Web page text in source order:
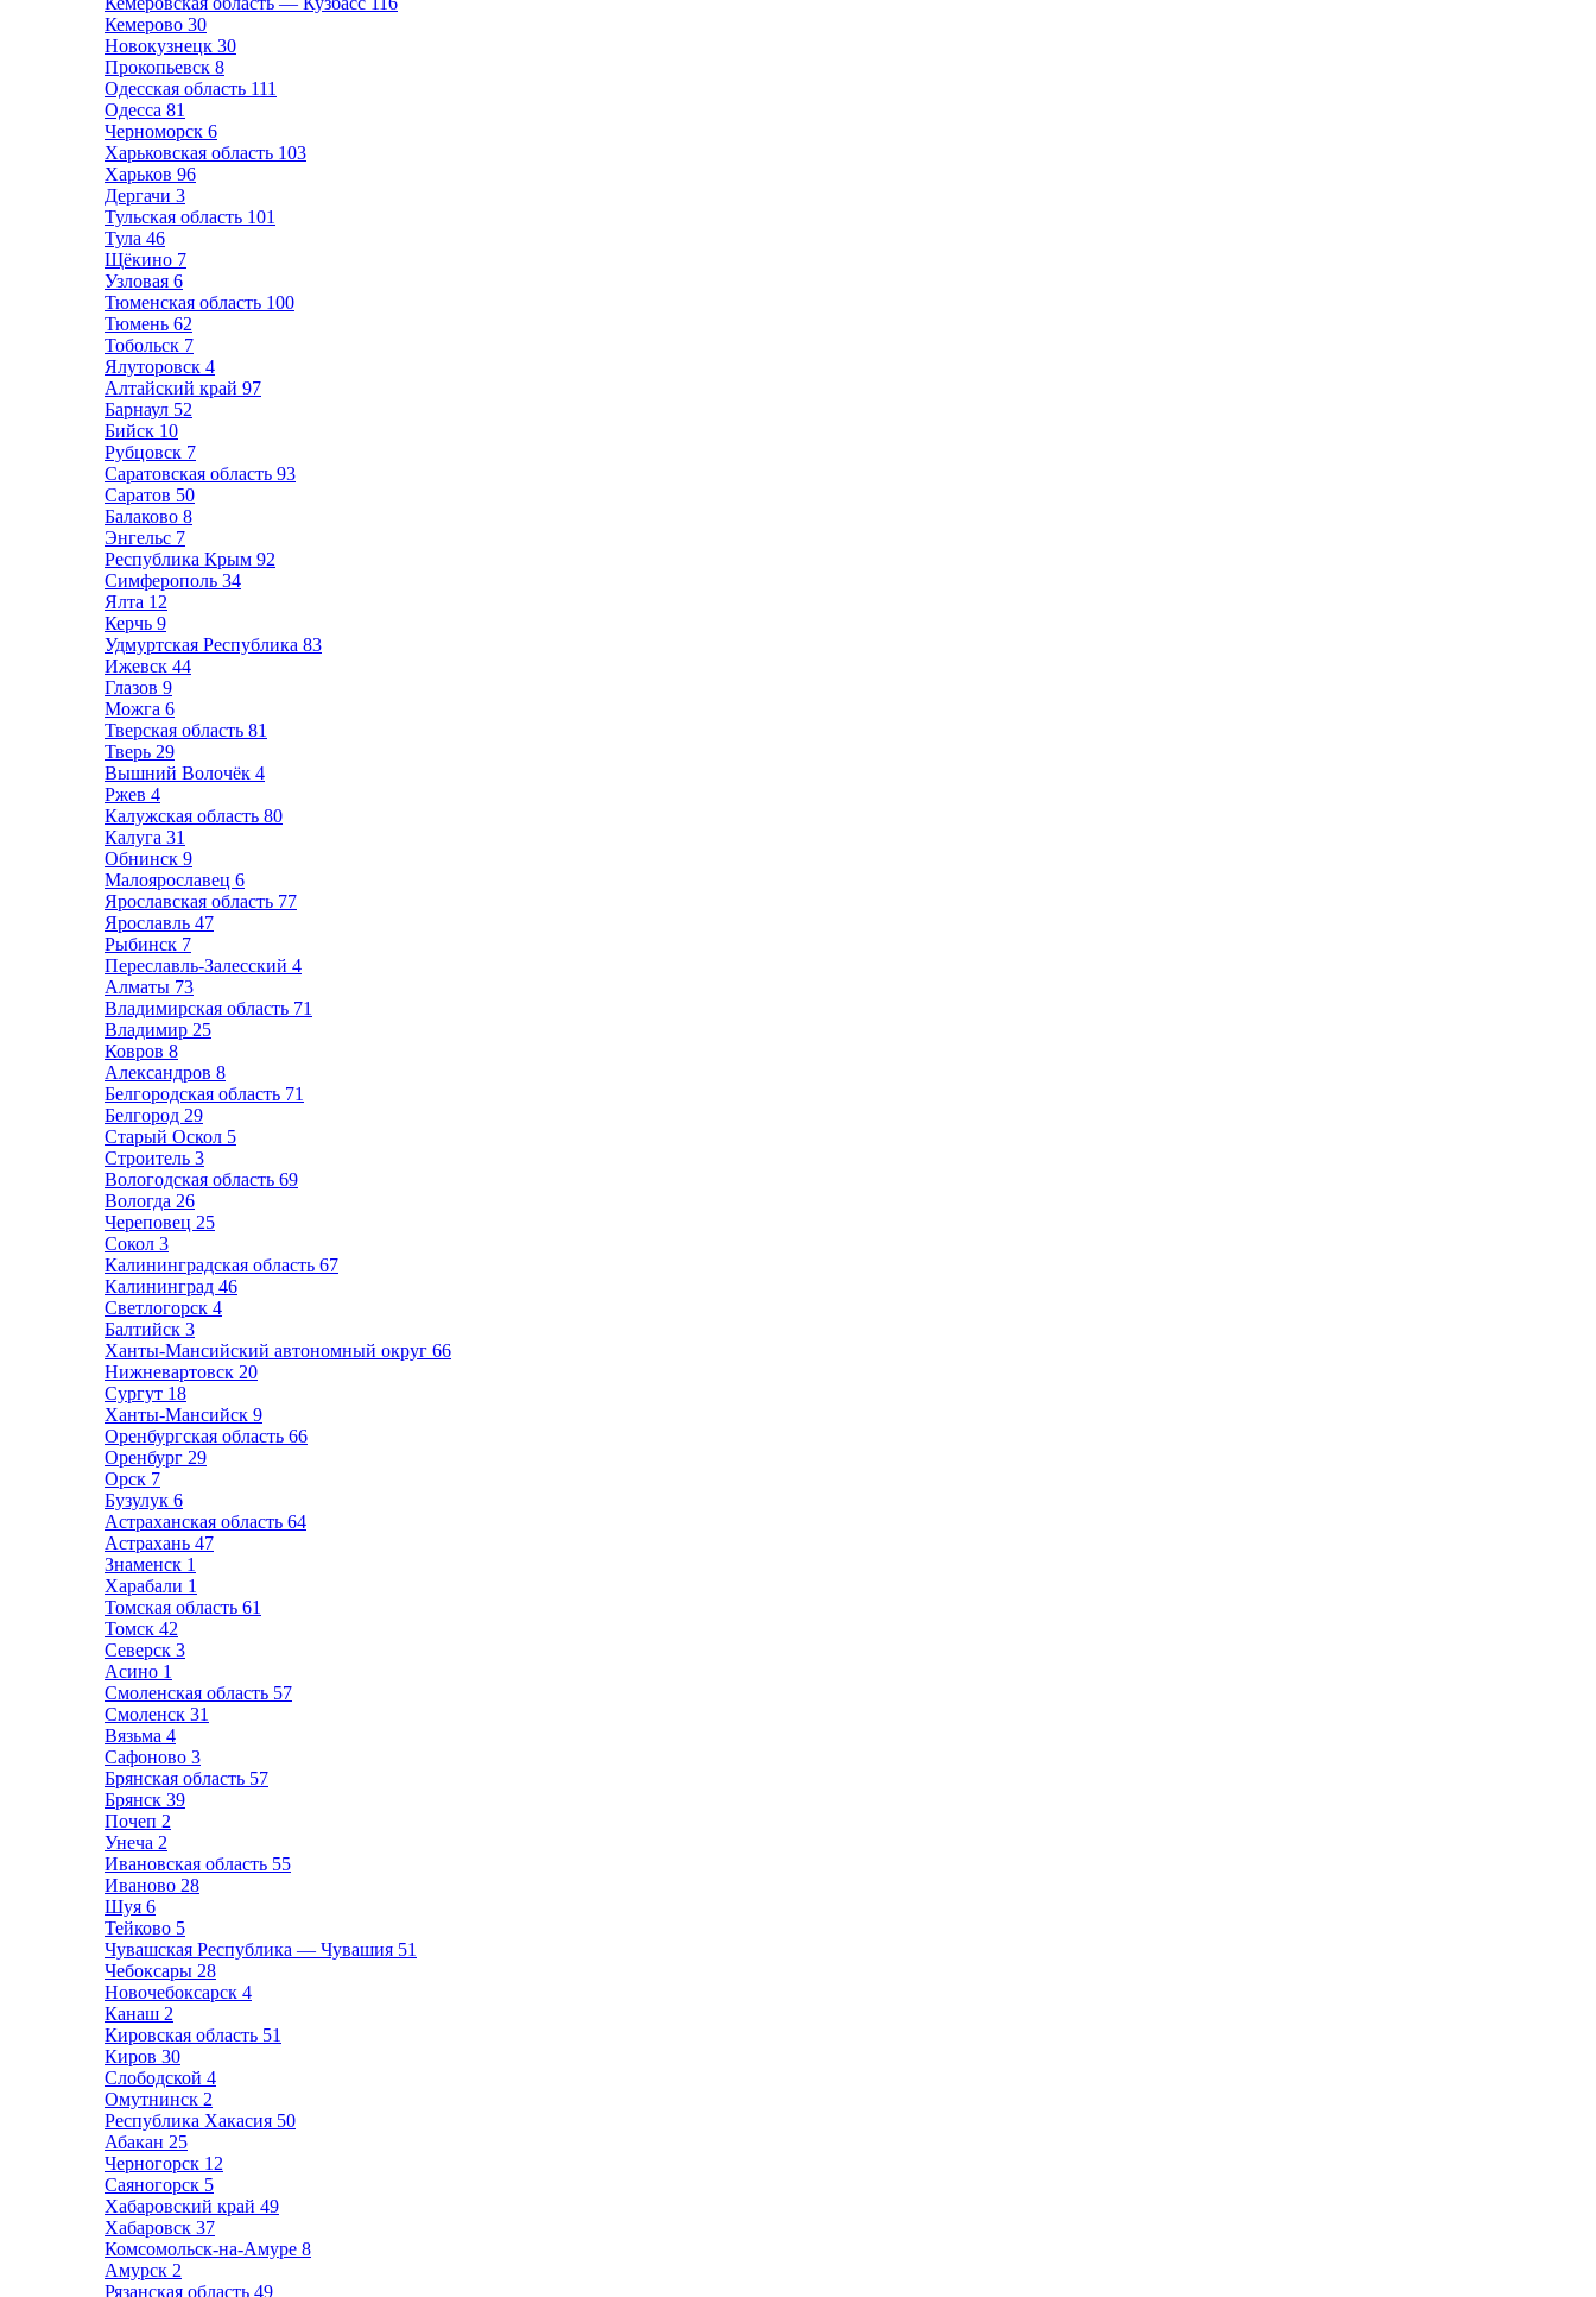
Кемерово 30
Новокузнецк 30
Прокопьевск 8
Одесская область 111
Одесса 81
Черноморск 6
Харьковская область 103
Харьков 96
Дергачи 3
Тульская область 101
Тула 46
Щёкино 7
Узловая 6
Тюменская область 100
Тюмень 62
Тобольск 7
Ялуторовск 4
Алтайский край 97
Барнаул 52
Бийск 10
Рубцовск 7
Саратовская область 93
Саратов 50
Балаково 8
Энгельс 7
Республика Крым 92
Симферополь 34
Ялта 12
Керчь 9
Удмуртская Республика 83
Ижевск 44
Глазов 9
Можга 6
Тверская область 81
Тверь 29
Вышний Волочёк 4
Ржев 4
Калужская область 80
Калуга 31
Обнинск 9
Малоярославец 6
Ярославская область 77
Ярославль 47
Рыбинск 7
Переславль-Залесский 4
Алматы 73
Владимирская область 71
Владимир 25
Ковров 8
Александров 8
Белгородская область 71
Белгород 29
Старый Оскол 5
Строитель 3
Вологодская область 69
Вологда 26
Череповец 25
Сокол 3
Калининградская область 67
Калининград 46
Светлогорск 4
Балтийск 3
Ханты-Мансийский автономный округ 66
Нижневартовск 20
Сургут 18
Ханты-Мансийск 9
Оренбургская область 66
Оренбург 29
Орск 7
Бузулук 6
Астраханская область 64
Астрахань 47
Знаменск 1
Харабали 1
Томская область 61
Томск 42
Северск 3
Асино 1
Смоленская область 57
Смоленск 31
Вязьма 4
Сафоново 3
Брянская область 57
Брянск 39
Почеп 2
Унеча 2
Ивановская область 55
Иваново 28
Шуя 6
Тейково 5
Чувашская Республика — Чувашия 51
Чебоксары 28
Новочебоксарск 4
Канаш 2
Кировская область 51
Киров 30
Слободской 4
Омутнинск 2
Республика Хакасия 50
Абакан 25
Черногорск 12
Саяногорск 5
Хабаровский край 49
Хабаровск 37
Комсомольск-на-Амуре 8
Амурск 2
Рязанская область 49